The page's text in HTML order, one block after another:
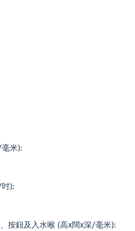
米):
):
按鈕及入水喉 (高x闊x深/毫米):